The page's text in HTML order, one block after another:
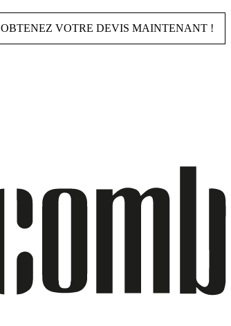
OBTENEZ VOTRE DEVIS MAINTENANT !